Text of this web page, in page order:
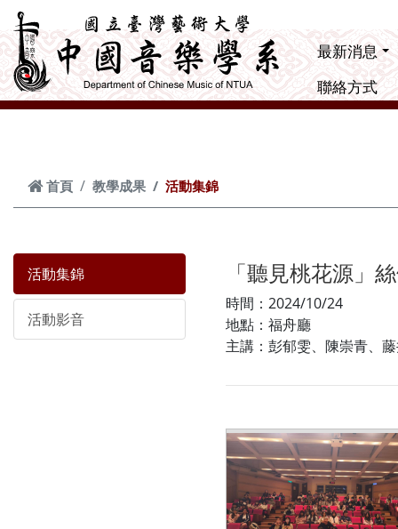
跳到主要內容
最新消息
聯絡方式
首頁 教學成果 活動集錦
活動集錦
活動影音
「聽見桃花源」
時間：2024/10/24
地點：福舟廳
主講：彭郁雯、陳崇青、